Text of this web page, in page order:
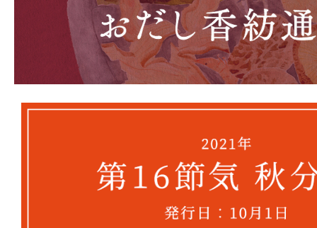
キャンペーン情報
読み物
法人様向け
カートを見る